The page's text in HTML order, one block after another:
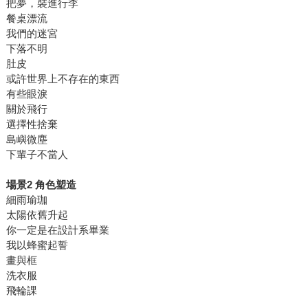
把夢，裝進行李
餐桌漂流
我們的迷宮
下落不明
肚皮
或許世界上不存在的東西
有些眼淚
關於飛行
選擇性捨棄
島嶼微塵
下輩子不當人
場景2 角色塑造
細雨瑜珈
太陽依舊升起
你一定是在設計系畢業
我以蜂蜜起誓
畫與框
洗衣服
飛輪課